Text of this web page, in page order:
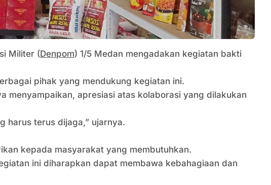
Militer (Denpom) 1/5 Medan mengadakan kegiatan bakti
pihak yang mendukung kegiatan ini.
menyampaikan, apresiasi atas kolaborasi yang dilakukan
harus terus dijaga,” ujarnya.
kepada masyarakat yang membutuhkan.
ini diharapkan dapat membawa kebahagiaan dan